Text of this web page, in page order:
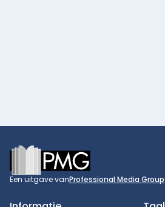
Footer
Een uitgave vanProfessional Media Group